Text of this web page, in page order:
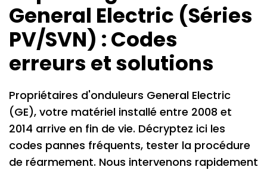
General Electric (Séries
PV/SVN) : Codes
erreurs et solutions
Propriétaires d'onduleurs General Electric
(GE), votre matériel installé entre 2008 et
2014 arrive en fin de vie. Décryptez ici les
codes pannes fréquents, tester la procédure
de réarmement. Nous intervenons rapidement